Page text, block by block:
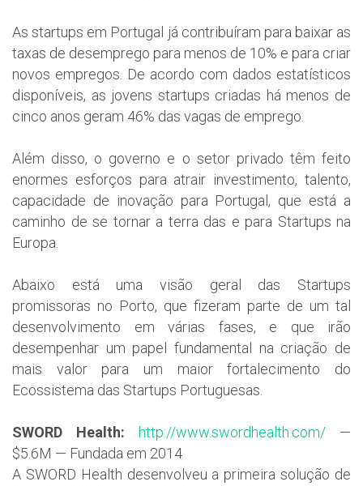
As startups em Portugal já contribuíram para baixar as
taxas de desemprego para menos de 10% e para criar
novos empregos. De acordo com dados estatísticos
disponíveis, as jovens startups criadas há menos de
cinco anos geram 46% das vagas de emprego.
Além disso, o governo e o setor privado têm feito
enormes esforços para atrair investimento, talento,
capacidade de inovação para Portugal, que está a
caminho de se tornar a terra das e para Startups na
Europa.
Abaixo está uma visão geral das Startups
promissoras no Porto, que fizeram parte de um tal
desenvolvimento em várias fases, e que irão
desempenhar um papel fundamental na criação de
mais valor para um maior fortalecimento do
Ecossistema das Startups Portuguesas.
SWORD Health: http://www.swordhealth.com/ —
$5.6M — Fundada em 2014
A SWORD Health desenvolveu a primeira solução de